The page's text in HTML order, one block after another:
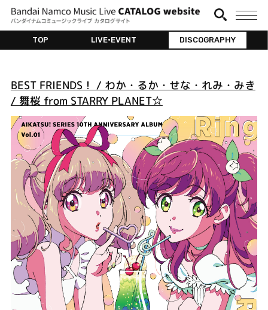
TOP LIVE•EVENT DISCOGRAPHY
BEST FRIENDS！ / わか・るか・せな・れみ・みき
/ 舞桜 from STARRY PLANET☆